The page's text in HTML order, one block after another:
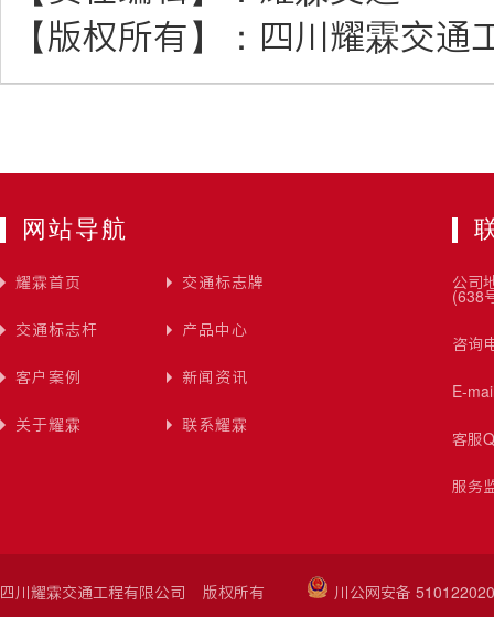
【版权所有】： 四川耀霖交通
网站导航
耀霖首页 交通标志牌
交通标志杆 产品中心
客户案例 新闻资讯
关于耀霖 联系耀霖
公司
(638
咨询
E-
客服
服务
四川耀霖交通工程有限公司 版权所有 川公网安备